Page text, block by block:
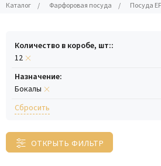
Каталог / Фарфоровая посуда / Посуда
Количество в коробе, шт::
12
Назначение:
Бокалы
Cбросить
ОТКРЫТЬ ФИЛЬТР